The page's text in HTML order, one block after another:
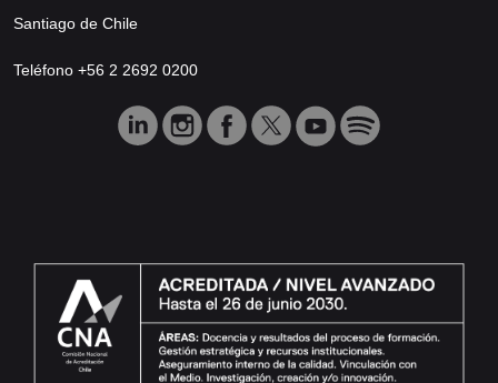
Santiago de Chile
Teléfono +56 2 2692 0200